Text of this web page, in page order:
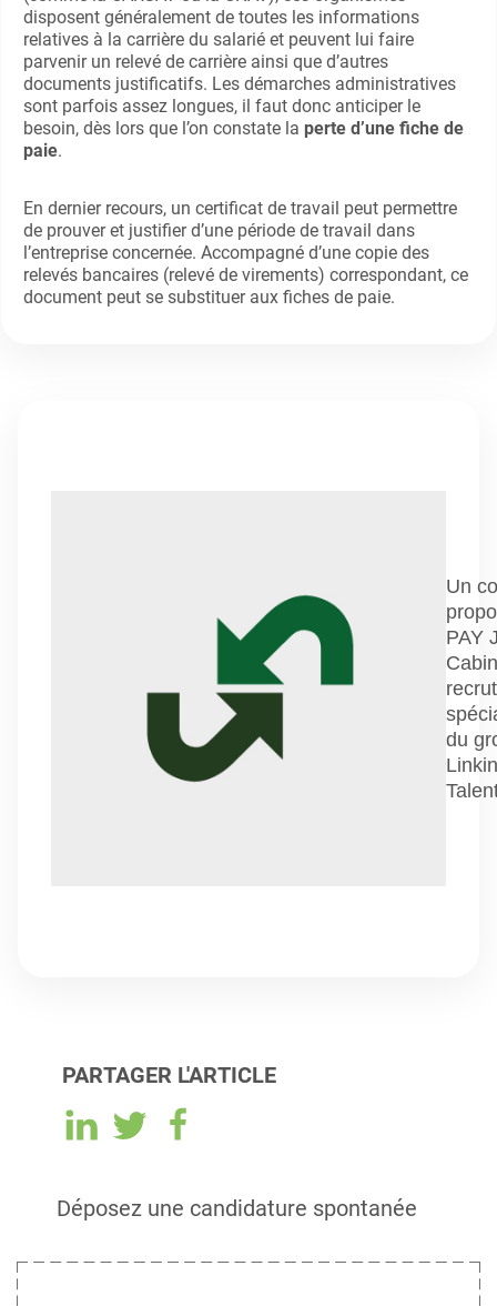
disposent généralement de toutes les informations
relatives à la carrière du salarié et peuvent lui faire
parvenir un relevé de carrière ainsi que d’autres
documents justificatifs. Les démarches administratives
sont parfois assez longues, il faut donc anticiper le
besoin, dès lors que l’on constate la perte d’une fiche de
paie.
En dernier recours, un certificat de travail peut permettre
de prouver et justifier d’une période de travail dans
l’entreprise concernée. Accompagné d’une copie des
relevés bancaires (relevé de virements) correspondant, ce
document peut se substituer aux fiches de paie.
Un
PAY
du
PARTAGER L'ARTICLE
Déposez une candidature spontanée